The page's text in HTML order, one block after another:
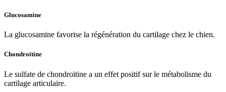
Glucosamine
La glucosamine favorise la régénération du cartilage chez le chien.
Chondroïtine
Le sulfate de chondroïtine a un effet positif sur le métabolisme du
cartilage articulaire.